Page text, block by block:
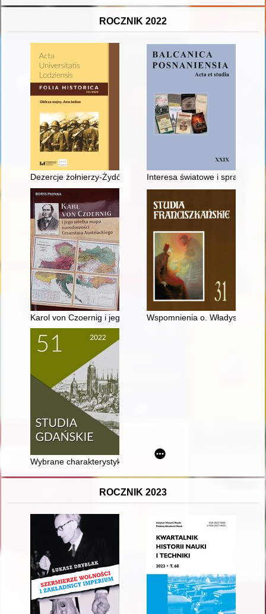
ROCZNIK 2022
Dezercje żołnierzy-Żydów z Polskich Sił Zbrojnych w
Interesa światowe i sprawy
Karol von Czoernig i jego wielka mapa narodowości
Wspomnienia o. Władysława
Wybrane charakterystyki jezuitów z Prowincji Wielkopolsko-
ROCZNIK 2023